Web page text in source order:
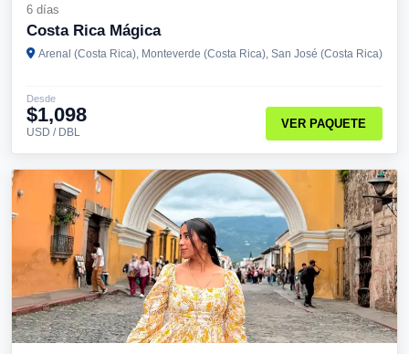
6 días
Costa Rica Mágica
Arenal (Costa Rica), Monteverde (Costa Rica), San José (Costa Rica)
Desde
$1,098
USD / DBL
VER PAQUETE